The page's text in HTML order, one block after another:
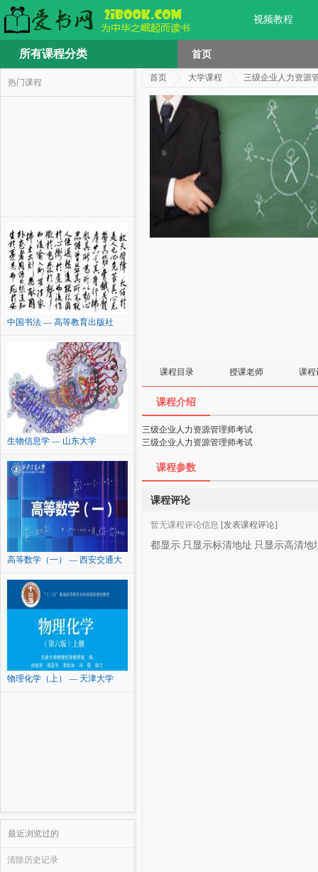
视频教程
所有课程分类 首页
热门课程
中国书法 — 高等教育出版社
生物信息学 — 山东大学
高等数学（一） — 西安交通大
学
物理化学（上） — 天津大学
最近浏览过的
清除历史记录
首页 大学课程 三级企业人力资源
课程目录 授课老师 课程
课程介绍
三级企业人力资源管理师考试
三级企业人力资源管理师考试
课程参数
课程评论
暂无课程评论信息 [发表课程评论]
都显示 只显示标清地址 只显示高清地